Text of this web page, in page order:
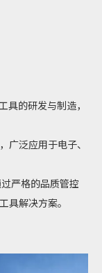
具的研发与制造，
广泛应用于电子、
严格的品质管控
具解决方案。